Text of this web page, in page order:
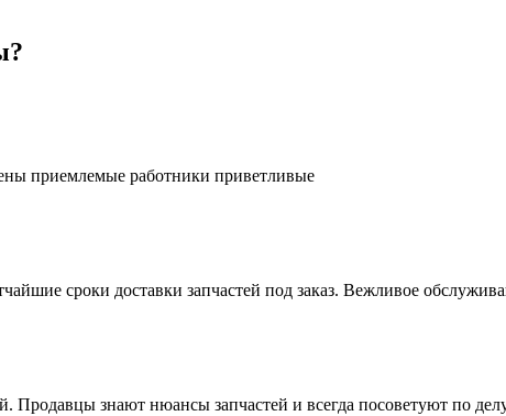
приемлемые работники приветливые
сроки доставки запчастей под заказ. Вежливое
Продавцы знают нюансы запчастей и всегда посоветуют по